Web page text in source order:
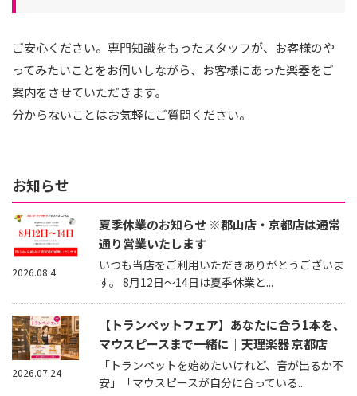
ご安心ください。専門知識をもったスタッフが、お客様のや
ってみたいことをお伺いしながら、お客様にあった楽器をご
案内をさせていただきます。
分からないことはお気軽にご質問ください。
お知らせ
夏季休業のお知らせ ※郡山店・京都店は通常
通り営業いたします
いつも当店をご利用いただきありがとうございま
す。 8月12日～14日は夏季休業と...
2026.08.4
【トランペットフェア】あなたに合う1本を、
マウスピースまで一緒に｜天理楽器 京都店
「トランペットを始めたいけれど、音が出るか不
安」「マウスピースが自分に合っている...
2026.07.24